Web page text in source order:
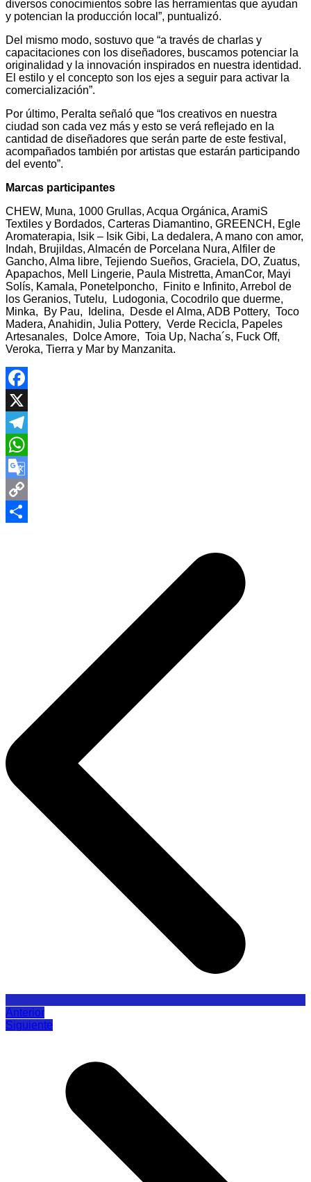
diversos conocimientos sobre las herramientas que ayudan
y potencian la producción local”, puntualizó.
Del mismo modo, sostuvo que “a través de charlas y
capacitaciones con los diseñadores, buscamos potenciar la
originalidad y la innovación inspirados en nuestra identidad.
El estilo y el concepto son los ejes a seguir para activar la
comercialización”.
Por último, Peralta señaló que “los creativos en nuestra
ciudad son cada vez más y esto se verá reflejado en la
cantidad de diseñadores que serán parte de este festival,
acompañados también por artistas que estarán participando
del evento”.
Marcas participantes
CHEW, Muna, 1000 Grullas, Acqua Orgánica, AramiS
Textiles y Bordados, Carteras Diamantino, GREENCH, Egle
Aromaterapia, Isik – Isik Gibi, La dedalera, A mano con amor,
Indah, Brujildas, Almacén de Porcelana Nura, Alfiler de
Gancho, Alma libre, Tejiendo Sueños, Graciela, DO, Zuatus,
Apapachos, Mell Lingerie, Paula Mistretta, AmanCor, Mayi
Solís, Kamala, Ponetelponcho, Finito e Infinito, Arrebol de
los Geranios, Tutelu, Ludogonia, Cocodrilo que duerme,
Minka, By Pau, Idelina, Desde el Alma, ADB Pottery, Toco
Madera, Anahidin, Julia Pottery, Verde Recicla, Papeles
Artesanales, Dolce Amore, Toia Up, Nacha´s, Fuck Off,
Veroka, Tierra y Mar by Manzanita.
Facebook
X
Telegram
WhatsApp
Google
Translate
Copy
Anterior
Siguiente